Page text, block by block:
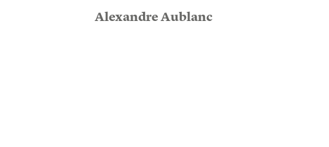
Alexandre Aublanc